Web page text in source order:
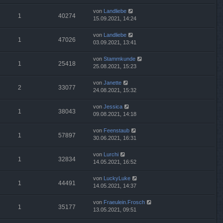
1 40274
von Landliebe
15.09.2021, 14:24
1 47026
von Landliebe
03.09.2021, 13:41
1 25418
von Stammkunde
25.08.2021, 15:23
2 33077
von Janette
24.08.2021, 15:32
1 38043
von Jessica
09.08.2021, 14:18
1 57897
von Feenstaub
30.06.2021, 16:31
1 32834
von Lurchi
14.05.2021, 16:52
1 44491
von LuckyLuke
14.05.2021, 14:37
1 35177
von Fraeulein.Frosch
13.05.2021, 09:51